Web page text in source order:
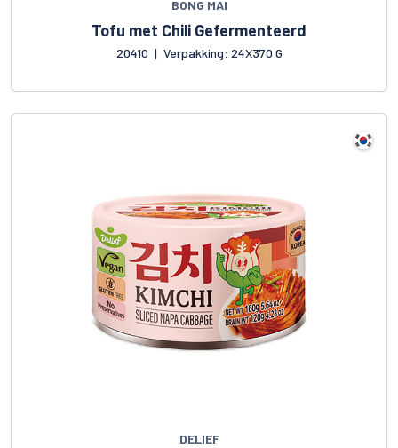
BONG MAI
Tofu met Chili Gefermenteerd
20410 | Verpakking: 24X370 G
DELIEF